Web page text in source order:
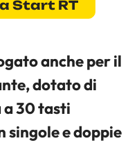
Start RT
anche per il
dotato di
30 tasti
singole e doppie